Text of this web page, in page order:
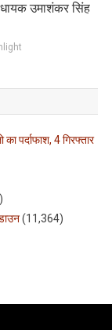
उमाशंकर सिंह
पर्दाफाश, 4 गिरफ्तार
(11,364)